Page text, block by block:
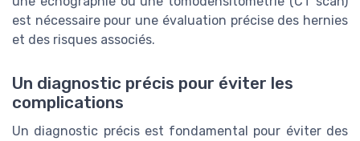
est nécessaire pour une évaluation précise des hernies
et des risques associés.
Un diagnostic précis pour éviter les
complications
Un diagnostic précis est fondamental pour éviter des